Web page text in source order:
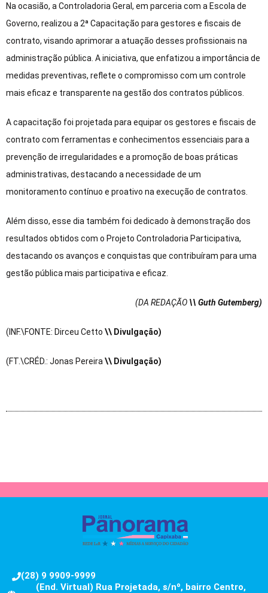
Na ocasião, a Controladoria Geral, em parceria com a Escola de
Governo, realizou a 2ª Capacitação para gestores e fiscais de
contrato, visando aprimorar a atuação desses profissionais na
administração pública. A iniciativa, que enfatizou a importância de
medidas preventivas, reflete o compromisso com um controle
mais eficaz e transparente na gestão dos contratos públicos.
A capacitação foi projetada para equipar os gestores e fiscais de
contrato com ferramentas e conhecimentos essenciais para a
prevenção de irregularidades e a promoção de boas práticas
administrativas, destacando a necessidade de um
monitoramento contínuo e proativo na execução de contratos.
Além disso, esse dia também foi dedicado à demonstração dos
resultados obtidos com o Projeto Controladoria Participativa,
destacando os avanços e conquistas que contribuíram para uma
gestão pública mais participativa e eficaz.
(DA REDAÇÃO \\ Guth Gutemberg)
(INF.\FONTE: Dirceu Cetto \\ Divulgação)
(FT.\CRÉD.: Jonas Pereira \\ Divulgação)
(28) 9 9909-9999
(End. Virtual) Rua Projetada, s/nº, bairro Centro,